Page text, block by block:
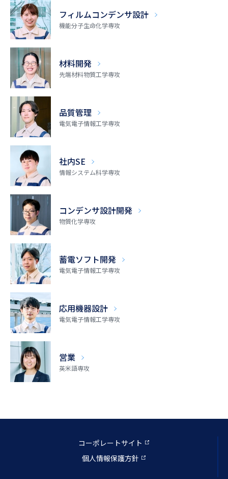
フィルムコンデンサ設計
機能分子生命化学専攻
材料開発
先端材料物質工学専攻
品質管理
電気電子情報工学専攻
社内SE
情報システム科学専攻
コンデンサ設計開発
物質化学専攻
蓄電ソフト開発
電気電子情報工学専攻
応用機器設計
電気電子情報工学専攻
営業
英米語専攻
コーポレートサイト
個人情報保護方針